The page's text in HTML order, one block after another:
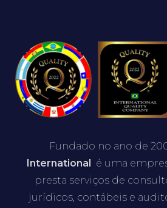
Fundado no ano de
International é uma
presta serviços de
jurídicos, contábeis e